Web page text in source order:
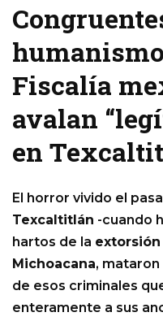
Fiscalía
avalan
en
El horror vivido el
Texcaltitlán -cuando
hartos de la extorsión
Michoacana,
de esos criminales
enteramente a sus